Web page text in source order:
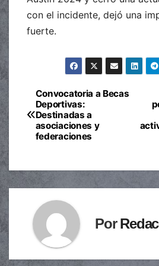
con el incidente, dejó una
fuerte.
Navegación
de
Convocatoria a Becas
Deportivas:
Destinadas a
asociaciones y
federaciones
Por